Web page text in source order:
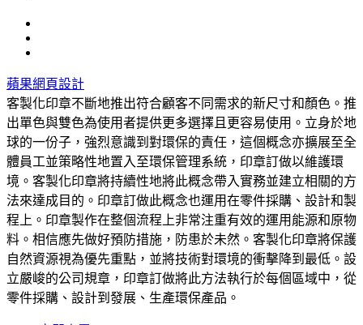
蘋果網頁設計
客製化印章不斷地推出符合顧客不同需求的新尺寸和顏色。推
出單色與雙色為使用者提供更多選擇且更容易使用。立身於地
球的一份子，強烈意識到對環保的責任，這個概念亦擴展至全
體員工並策略性地置入至環保管理系統，印章訂做以維護環
境。客製化印章將持續性地將此概念帶入實務並建立相關的方
法來達成目的。印章訂做此概念也運用在零件採購、設計和製
程上。印章製作在整個流程上非常注重有效的運用能源和原物
料。相信應先做好預防措施，防患於未然。客製化印章將保護
自然資源視為優先重點，並將技術對環境的衝擊降到最低。設
立嚴峻的公司規章，印章訂做將此方法執行於每個區域中，從
零件採購、設計到發展、生產環保產品。